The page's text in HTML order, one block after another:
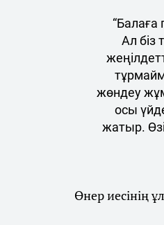
“Балаға
Ал біз
жөндеу
осы
жатыр.
Өнер иесінің